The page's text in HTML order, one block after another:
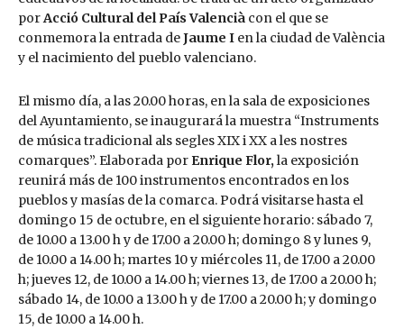
porAcció Cultural del País Valencià con el que se
conmemora la entrada deJaume I en la ciudad de València
y el nacimiento del pueblo valenciano.
El mismo día, a las 20.00 horas, en la sala de exposiciones
del Ayuntamiento, se inaugurará la muestra “Instruments
de música tradicional als segles XIX i XX a les nostres
comarques”. Elaborada por Enrique Flor,la exposición
reunirá más de 100 instrumentos encontrados en los
pueblos y masías de la comarca. Podrá visitarse hasta el
domingo 15 de octubre, en el siguiente horario: sábado 7,
de 10.00 a 13.00 h y de 17.00 a 20.00 h; domingo 8 y lunes 9,
de 10.00 a 14.00 h; martes 10 y miércoles 11, de 17.00 a 20.00
h; jueves 12, de 10.00 a 14.00 h; viernes 13, de 17.00 a 20.00 h;
sábado 14, de 10.00 a 13.00 h y de 17.00 a 20.00 h; y domingo
15, de 10.00 a 14.00 h.